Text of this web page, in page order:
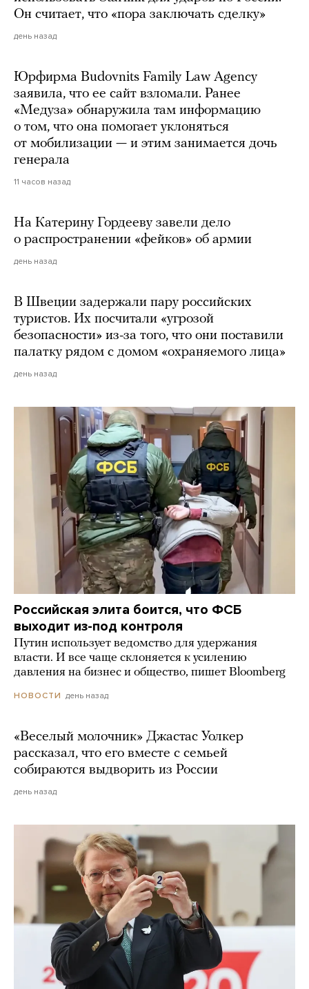
Он считает, что «пора заключать сделку»
день назад
Юрфирма Budovnits Family Law Agency
заявила, что ее сайт взломали. Ранее
«Медуза» обнаружила там информацию
о том, что она помогает уклоняться
от мобилизации — и этим занимается дочь
генерала
11 часов назад
На Катерину Гордееву завели дело
о распространении «фейков» об армии
день назад
В Швеции задержали пару российских
туристов. Их посчитали «угрозой
безопасности» из-за того, что они поставили
палатку рядом с домом «охраняемого лица»
день назад
Российская элита боится, что ФСБ
выходит из-под контроля
Путин использует ведомство для удержания
власти. И все чаще склоняется к усилению
давления на бизнес и общество, пишет Bloomberg
НОВОСТИ день назад
«Веселый молочник» Джастас Уолкер
рассказал, что его вместе с семьей
собираются выдворить из России
день назад